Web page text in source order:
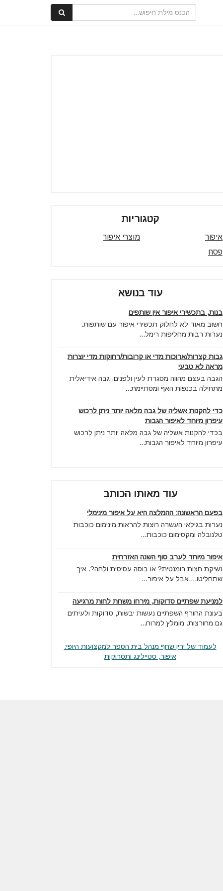
קטגוריות
איפור
מוצרי איפור
פסח
עוד בנושא
בנות, בתכשירי איפור אין שותפים
חשוב מאוד לא לחלוק תכשירי איפור עם שותפות.
נערות רבות מחליפות רימל...
גבות קצרות/ארוכות מדי או קרובות/רחוקות מדי יוצרות
מראה לא טבעי
הגבה בעצם מהווה מסגרת לעין ולפנים. גבה אידיאלית
מתחילה בכנפות האף ומסתיימת...
כדי להקנות אשליה של גבה מלאה יותר ניתן לרכוש
עיפרון מיוחד לאיפור הגבות
בכדי להקנות אשליה של גבה מלאה יותר ניתן לרכוש
עיפרון מיוחד לאיפור הגבות...
עוד מאותו הכותב
בפעם הראשונה: ההמלצה היא על איפור מינימלי
נערות בגילאי העשרה רוצות להראות מינימום כוכבות
טלנובלה ומקסימום כוכבות...
איפור מיוחד לערב סוף השנה האזרחית
נשיקת חצות רומנטית? או בוסה עסיסית ולחה?. איך
שתחליטו....אבל על איפור...
למניעת שפתיים סדוקות, מירחו משחת לחות מרגיעה
בעונת החורף השפתיים נעשות יבשות, סדוקות ולעיתים
גם מחורצות. מומלץ למרוח...
לעמוד של ירין שחף מנהל בית הספר למקצועות היופי:
איפור, סטיילינג ותסרוקות